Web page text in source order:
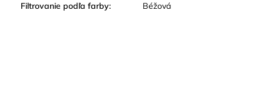
Filtrovanie podľa farby: Béžová